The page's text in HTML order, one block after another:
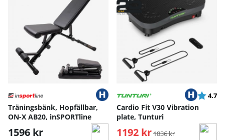
Träningsbänk, Hopfällbar,
ON-X AB20, inSPORTline
1596 kr
Betyg:
4.7
Cardio Fit V30 Vibration
plate, Tunturi
1192 kr Ordinarie pris:
1836 kr